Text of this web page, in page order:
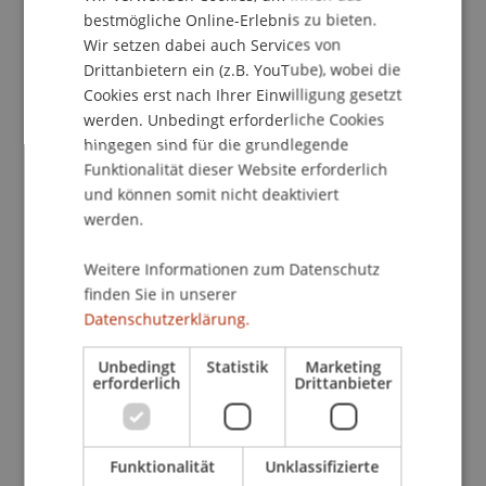
wachsen ständig. Daher ist die
Auseinandersetzung mit aktueller einschlägiger
Rechtsprechung für Praktiker im rechtlichen
Arbeitsumfeld unerlässlich.
Die zwei wohl dynamischsten
Immaterialgüterrechte, das Urheberrecht und
das Markenrecht, werden in ihrer Entwicklung
massgeblich von der Rechtsprechung geprägt.
die nationale Judikatur seiner Nachbarstaaten auf
Liechtenstein auswirken, liegt angesichts
zahlreicher personeller und wirtschaftlicher
Verzahnungen mit dem Ausland auf der Hand.
Vor diesem Hintergrund stellt der Referent
ausgewählte Entscheidungen aus der urheber-
deren Relevanz für die Praxis und geht
bestmögliche Online-Erlebnis zu bieten.
Wir setzen dabei auch Services von
Drittanbietern ein (z.B. YouTube), wobei die
Cookies erst nach Ihrer Einwilligung gesetzt
werden. Unbedingt erforderliche Cookies
hingegen sind für die grundlegende
Funktionalität dieser Website erforderlich
und können somit nicht deaktiviert
werden.
Weitere Informationen zum Datenschutz
finden Sie in unserer
Datenschutzerklärung.
Unbedingt
erforderlich
Statistik Marketing
Drittanbieter
Funktionalität Unklassifizierte